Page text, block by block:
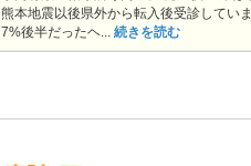
熊本地震以後県外から転入後受診してい
7%後半だったヘ... 続きを読む